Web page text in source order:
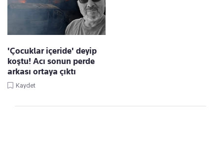
'Çocuklar içeride' deyip
koştu! Acı sonun perde
arkası ortaya çıktı
Kaydet